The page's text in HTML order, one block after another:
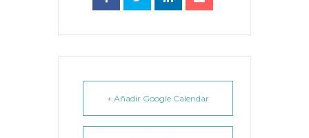
+ Añadir Google Calendar